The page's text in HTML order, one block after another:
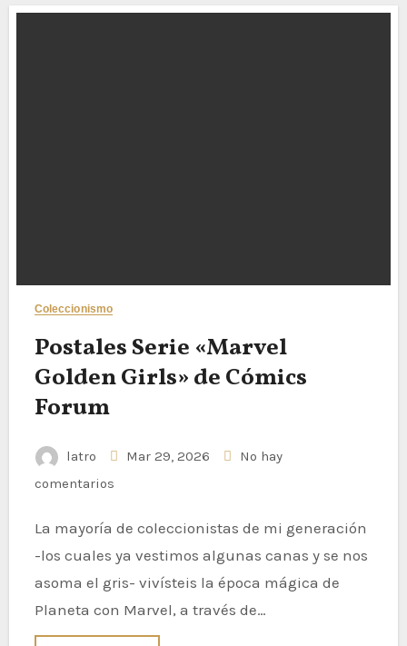
Coleccionismo
Postales Serie «Marvel
Golden Girls» de Cómics
Forum
latro Mar 29, 2026
No hay
comentarios
La mayoría de coleccionistas de mi generación
-los cuales ya vestimos algunas canas y se nos
asoma el gris- vivísteis la época mágica de
Planeta con Marvel, a través de…